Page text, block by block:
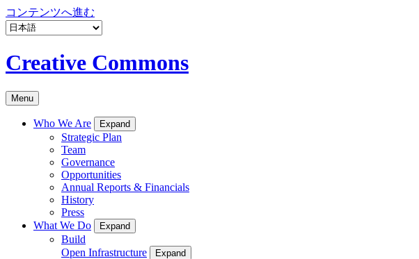
コンテンツへ進む
Creative Commons
Menu
Who We Are Expand
Strategic Plan
Team
Governance
Opportunities
Annual Reports & Financials
History
Press
What We Do
Expand
Build
Open Infrastructure
Expand